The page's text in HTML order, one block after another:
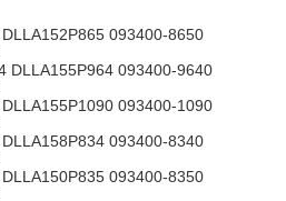
093400-8650
DLLA155P964 093400-9640
093400-1090
093400-8340
093400-8350